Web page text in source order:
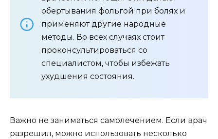
обертывания фольгой при болях и
применяют другие народные
методы. Во всех случаях стоит
проконсультироваться со
специалистом, чтобы избежать
ухудшения состояния.
Важно не заниматься самолечением. Если врач
разрешил, можно использовать несколько